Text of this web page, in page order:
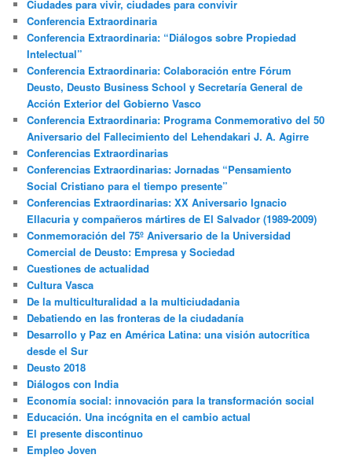
Ciudades para vivir, ciudades para convivir
Conferencia Extraordinaria
Conferencia Extraordinaria: “Diálogos sobre Propiedad
Intelectual”
Conferencia Extraordinaria: Colaboración entre Fórum
Deusto, Deusto Business School y Secretaría General de
Acción Exterior del Gobierno Vasco
Conferencia Extraordinaria: Programa Conmemorativo del 50
Aniversario del Fallecimiento del Lehendakari J. A. Agirre
Conferencias Extraordinarias
Conferencias Extraordinarias: Jornadas “Pensamiento
Social Cristiano para el tiempo presente”
Conferencias Extraordinarias: XX Aniversario Ignacio
Ellacuria y compañeros mártires de El Salvador (1989-2009)
Conmemoración del 75º Aniversario de la Universidad
Comercial de Deusto: Empresa y Sociedad
Cuestiones de actualidad
Cultura Vasca
De la multiculturalidad a la multiciudadania
Debatiendo en las fronteras de la ciudadanía
Desarrollo y Paz en América Latina: una visión autocrítica
desde el Sur
Deusto 2018
Diálogos con India
Economía social: innovación para la transformación social
Educación. Una incógnita en el cambio actual
El presente discontinuo
Empleo Joven